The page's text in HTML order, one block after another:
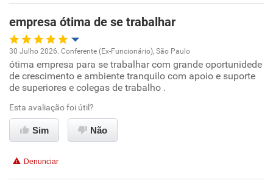
Recomenda a diretoria
empresa ótima de se trabalhar
Oportunidade de promoção
Ambiente de trabalho
Conciliação com a vida familiar
30 Julho 2026. Conferente (Ex-Funcionário), São Paulo
ótima empresa para se trabalhar com grande oportunidede
de crescimento e ambiente tranquilo com apoio e suporte
de superiores e colegas de trabalho .
Esta avaliação foi útil?
Sim Não
Denunciar